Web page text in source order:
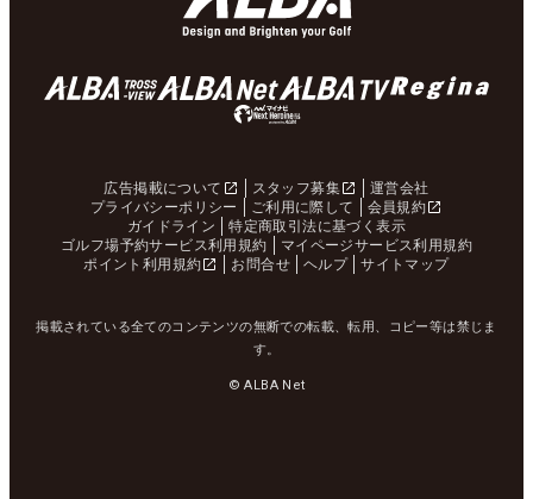
広告掲載について スタッフ募集
運営会社
プライバシーポリシー
ご利用に際して
会員規約
ガイドライン
特定商取引法に基づく表示
ゴルフ場予約サービス利用規約
マイページサービス利用規約
ポイント利用規約
お問合せ ヘルプ サイトマップ
掲載されている全てのコンテンツの無断での転載、転用、コピー等は禁じま
す。
© ALBA Net